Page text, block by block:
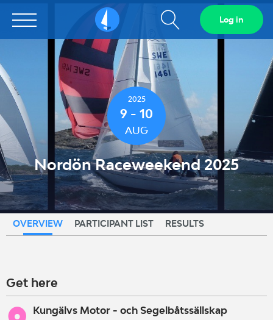
Sailarena Show
search
Log in
2025
9 - 10
AUG
Nordön Raceweekend 2025
OVERVIEW PARTICIPANT LIST RESULTS
Get here
Kungälvs Motor - och Segelbåtssällskap